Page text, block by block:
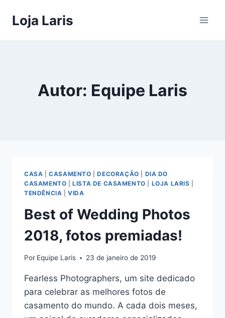
Loja Laris
Autor: Equipe Laris
CASA |CASAMENTO |DECORAÇÃO
DIA DO
CASAMENTO |LISTA DE CASAMENTO LOJA LARIS
TENDÊNCIA |VIDA
Best of Wedding Photos
2018, fotos premiadas!
Por Equipe Laris 23 de janeiro de 2019
Fearless Photographers, um site dedicado
para celebrar as melhores fotos de
casamento do mundo. A cada dois meses,